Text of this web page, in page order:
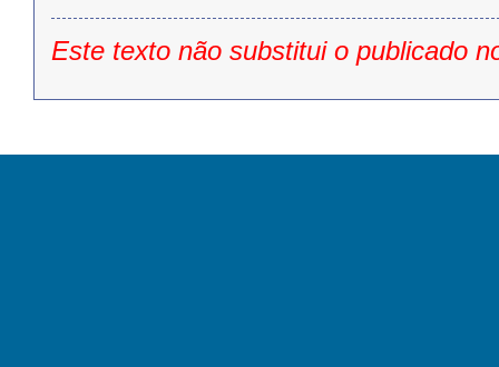
Este texto não substitui o publicado